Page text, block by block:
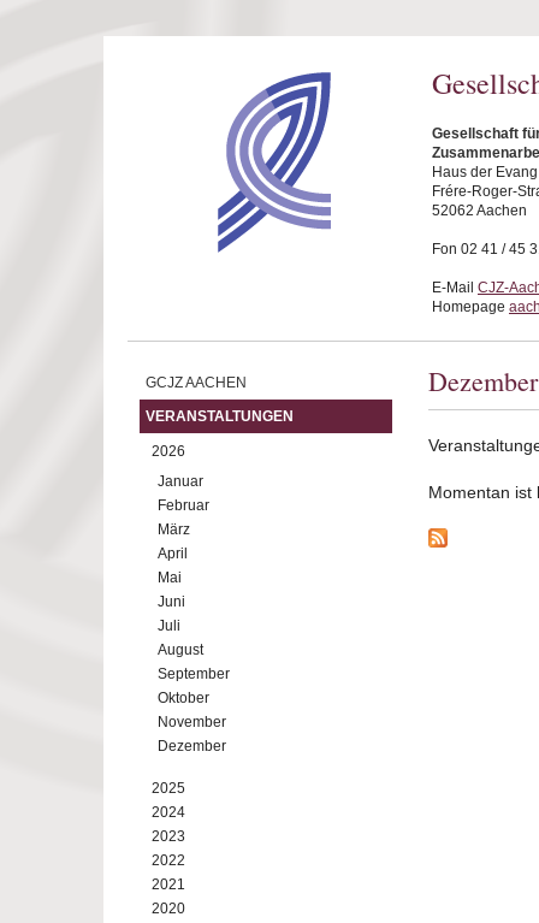
Gesellschaft
Haus der
Frére-Roger-
52062 Aachen
Fon 02 41 / 45
E-Mail CJZ-
Homepage
GCJZ AACHEN
VERANSTALTUNGEN
2026
Januar
Februar
März
April
Mai
Juni
Juli
August
September
Oktober
November
Dezember
2025
2024
2023
2022
2021
2020
Momentan ist